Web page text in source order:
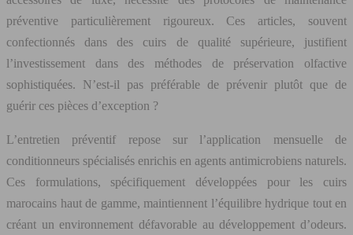
préventive particulièrement rigoureux. Ces articles, souvent
confectionnés dans des cuirs de qualité supérieure, justifient
l’investissement dans des méthodes de préservation olfactive
sophistiquées. N’est-il pas préférable de prévenir plutôt que de
guérir ces pièces d’exception ?
L’entretien préventif repose sur l’application mensuelle de
conditionneurs spécialisés enrichis en agents antimicrobiens naturels.
Ces formulations, spécifiquement développées pour les cuirs
marocains haut de gamme, maintiennent l’équilibre hydrique tout en
créant un environnement défavorable au développement d’odeurs.